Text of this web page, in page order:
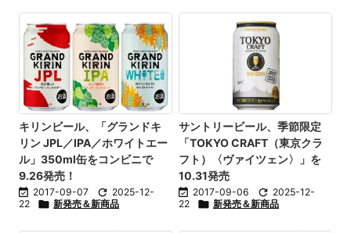
キリンビール、「グランドキ
リン JPL／IPA／ホワイトエー
ル」350ml缶をコンビニで
9.26発売！
 2017-09-07  2025-12-
22
 新発売＆新商品
サントリービール、季節限定
「TOKYO CRAFT（東京クラ
フト）〈ヴァイツェン〉」を
10.31発売
 2017-09-06  2025-12-
22
 新発売＆新商品